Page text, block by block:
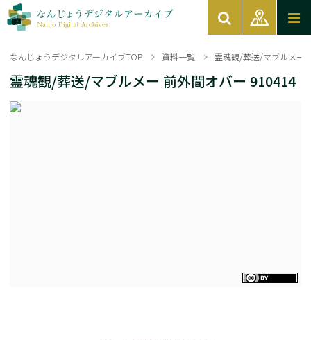
なんじょうデジタルアーカイブTOP 資料一覧 霊魂観/葬送/マブルメー
霊魂観/葬送/マブルメー 前外間オバー 910414